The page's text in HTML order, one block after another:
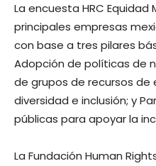
La encuesta HRC Equidad
principales empresas
con base a tres pilares
Adopción de políticas de
de grupos de recursos
diversidad e inclusión; y
públicas para apoyar la
La Fundación Human